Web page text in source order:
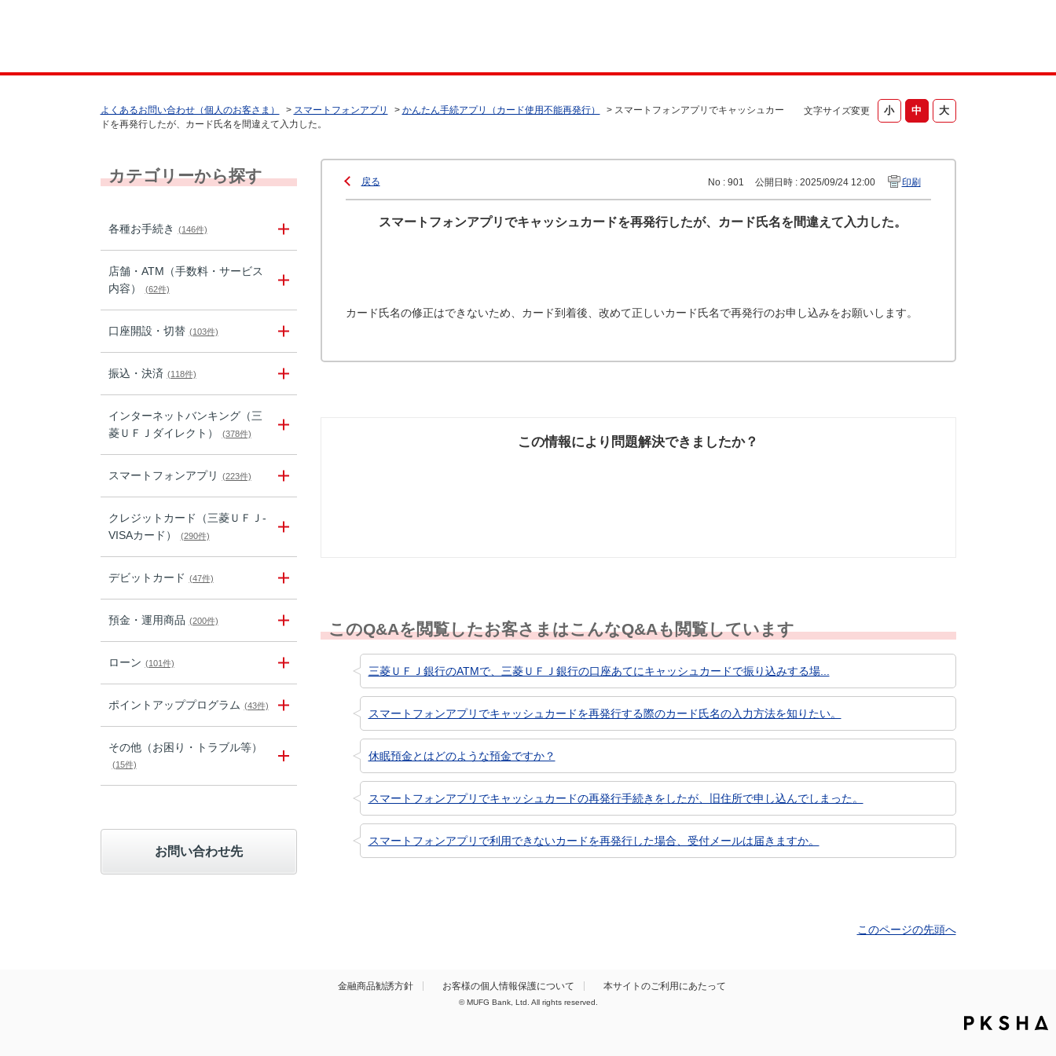
文字サイズ変更
よくあるお問い合わせ（個人のお客さま） > スマートフォンアプリ > かんたん手続アプリ（カード使用不能再発行） > スマートフォンアプリでキャッシュカー
ドを再発行したが、カード氏名を間違えて入力した。
カテゴリーから探す
各種お手続き (146件)
店舗・ATM（手数料・サービス
内容）
(62件)
口座開設・切替 (103件)
振込・決済 (118件)
インターネットバンキング（三
菱ＵＦＪダイレクト）
(378件)
スマートフォンアプリ (223件)
クレジットカード（三菱ＵＦＪ-
VISAカード）
(290件)
デビットカード (47件)
預金・運用商品 (200件)
ローン (101件)
ポイントアッププログラム (43件)
その他（お困り・トラブル等）
(15件)
お問い合わせ先
戻る No : 901 公開日時 : 2025/09/24 12:00 印刷
スマートフォンアプリでキャッシュカードを再発行したが、カード氏名を間違えて入力した。
カード氏名の修正はできないため、カード到着後、改めて正しいカード氏名で再発行のお申し込みをお願いします。
この情報により問題解決できましたか？
このQ&Aを閲覧したお客さまはこんなQ&Aも閲覧しています
三菱ＵＦＪ銀行のATMで、三菱ＵＦＪ銀行の口座あてにキャッシュカードで振り込みする場...
スマートフォンアプリでキャッシュカードを再発行する際のカード氏名の入力方法を知りたい。
休眠預金とはどのような預金ですか？
スマートフォンアプリでキャッシュカードの再発行手続きをしたが、旧住所で申し込んでしまった。
スマートフォンアプリで利用できないカードを再発行した場合、受付メールは届きますか。
このページの先頭へ
金融商品勧誘方針 お客様の個人情報保護について 本サイトのご利用にあたって
© MUFG Bank, Ltd. All rights reserved.